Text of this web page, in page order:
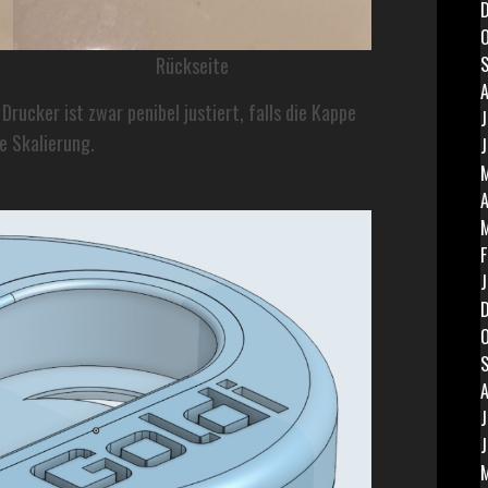
Rückseite
ist zwar penibel justiert, falls die Kappe
Skalierung.